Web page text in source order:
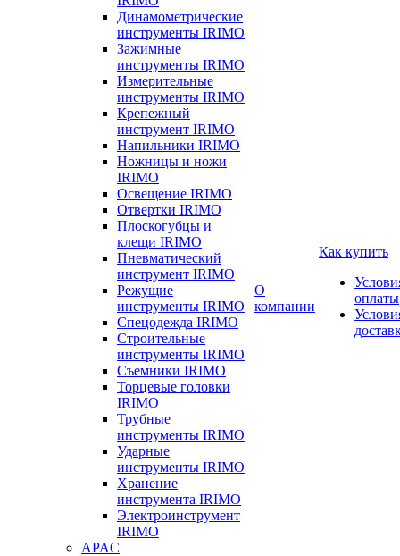
Динамометрические
инструменты IRIMO
Зажимные
инструменты IRIMO
Измерительные
инструменты IRIMO
Крепежный
инструмент IRIMO
Напильники IRIMO
Ножницы и ножи
IRIMO
Освещение IRIMO
Отвертки IRIMO
Плоскогубцы и
клещи IRIMO
Пневматический
инструмент IRIMO
Режущие
инструменты IRIMO
Спецодежда IRIMO
Строительные
инструменты IRIMO
Съемники IRIMO
Торцевые головки
IRIMO
Трубные
инструменты IRIMO
Ударные
инструменты IRIMO
Хранение
инструмента IRIMO
Электроинструмент
IRIMO
APAC
О
компании
Как купить
оплаты